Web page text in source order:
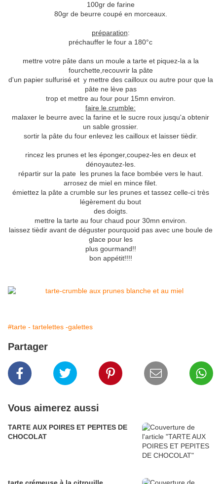
100gr de farine
80gr de beurre coupé en morceaux.
préparation:
préchauffer le four a 180°c
mettre votre pâte dans un moule a tarte et piquez-la a la
fourchette,recouvrir la pâte
d'un papier sulfurisé et y mettre des cailloux ou autre pour que la
pâte ne lève pas
trop et mettre au four pour 15mn environ.
faire le crumble:
malaxer le beurre avec la farine et le sucre roux jusqu'a obtenir
un sable grossier.
sortir la pâte du four enlevez les cailloux et laisser tièdir.
rincez les prunes et les éponger,coupez-les en deux et
dénoyautez-les.
répartir sur la pate les prunes la face bombée vers le haut.
arrosez de miel en mince filet.
émiettez la pâte a crumble sur les prunes et tassez celle-ci très
légèrement du bout
des doigts.
mettre la tarte au four chaud pour 30mn environ.
laissez tièdir avant de déguster pourquoid pas avec une boule de
glace pour les
plus gourmand!!
bon appétit!!!!
#tarte - tartelettes -galettes
Partager
Vous aimerez aussi
TARTE AUX POIRES ET PEPITES DE
CHOCOLAT